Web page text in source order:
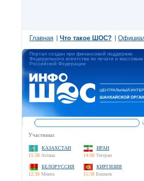
Главная Что такое ШОС?
Портал создан при финансовой поддержке
Федерального агентства по печати и
Российской Федерации
Участники:
КАЗАХСТАН
15:38 Астана
ИРАН
14:08 Тегеран
БЕЛОРУССИЯ
12:38 Минск
КИРГИЗИЯ
15:38 Бишкек